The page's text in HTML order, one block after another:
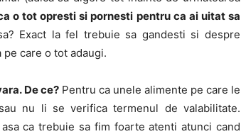
o tot opresti si pornesti pentru ca ai uitat sa
Exact la fel trebuie sa gandesti si despre
care o tot adaugi.
De ce?Pentru ca unele alimente pe care le
nu li se verifica termenul de valabilitate.
ca trebuie sa fim foarte atenti atunci cand